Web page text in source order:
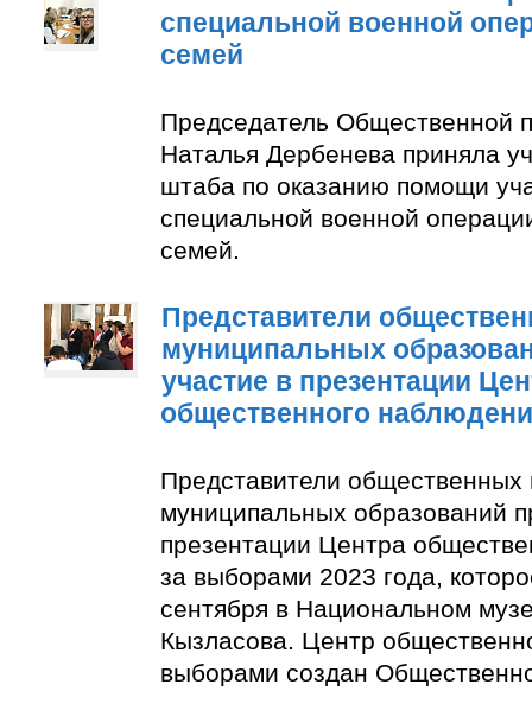
специальной военной
семей
Председатель Общественной
Наталья Дербенева приняла
штаба по оказанию помощи
специальной военной
семей.
Представители
муниципальных
участие в презентации
общественного
Представители общественных
муниципальных образований
презентации Центра
за выборами 2023 года,
сентября в Национальном
Кызласова. Центр
выборами создан